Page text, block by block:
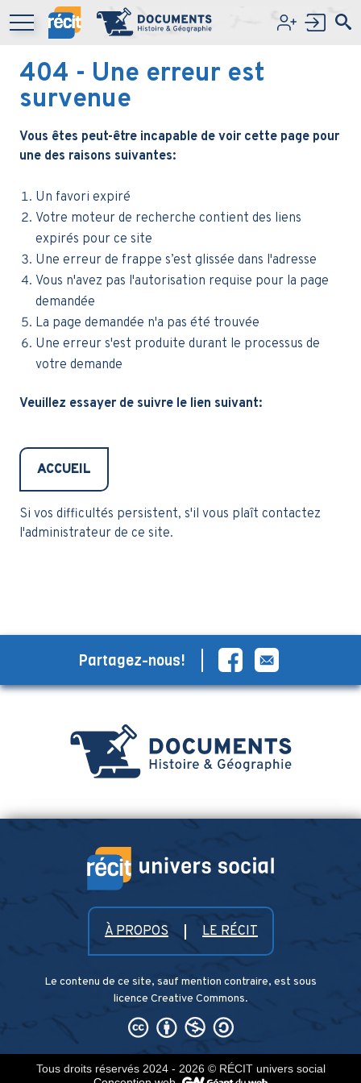
Aller au contenu principal
404 - Une erreur est
survenue
Vous êtes peut-être incapable de voir cette page pour
une des raisons suivantes:
Un favori expiré
Votre moteur de recherche contient des liens
expirés pour ce site
Une erreur de frappe s’est glissée dans l'adresse
Vous n'avez pas l'autorisation requise pour la page
demandée
La page demandée n'a pas été trouvée
Une erreur s'est produite durant le processus de
votre demande
Veuillez essayer de suivre le lien suivant:
ACCUEIL
Si vos difficultés persistent, s'il vous plaît contactez
l'administrateur de ce site.
À PROPOS LE RÉCIT
Le contenu de ce site, sauf mention contraire, est sous
licence Creative Commons.
Partagez-nous!
Tous droits réservés 2024 - 2026 © RÉCIT univers social